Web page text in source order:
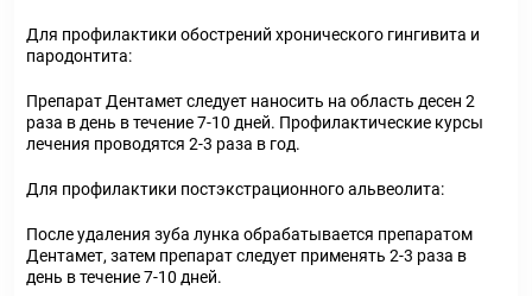
Для профилактики обострений хронического гингивита и
пародонтита:
Препарат Дентамет следует наносить на область десен 2
раза в день в течение 7-10 дней. Профилактические курсы
лечения проводятся 2-3 раза в год.
Для профилактики постэкстрационного альвеолита:
После удаления зуба лунка обрабатывается препаратом
Дентамет, затем препарат следует применять 2-3 раза в
день в течение 7-10 дней.